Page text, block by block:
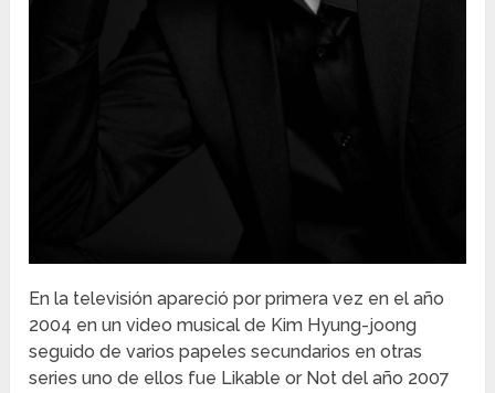
En la televisión apareció por primera vez en el año
2004 en un video musical de Kim Hyung-joong
seguido de varios papeles secundarios en otras
series uno de ellos fue Likable or Not del año 2007